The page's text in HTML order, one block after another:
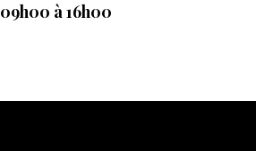
09h00 à 16h00